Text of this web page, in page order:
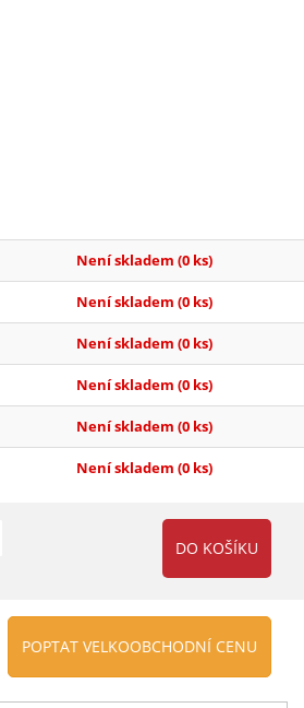
Není skladem (0 ks)
Není skladem (0 ks)
Není skladem (0 ks)
Není skladem (0 ks)
Není skladem (0 ks)
Není skladem (0 ks)
POPTAT VELKOOBCHODNÍ CENU